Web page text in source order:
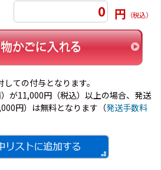
0 円 （税込）
ての付与となります。
が11,000円（税込）以上の場合、発送
円）は無料となります（発送手数料